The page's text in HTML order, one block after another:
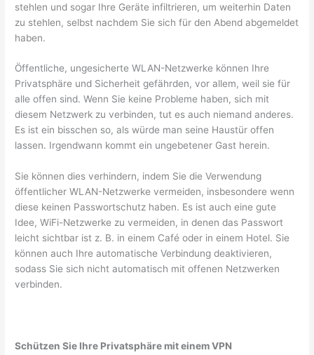
stehlen und sogar Ihre Geräte infiltrieren, um weiterhin Daten
zu stehlen, selbst nachdem Sie sich für den Abend abgemeldet
haben.
Öffentliche, ungesicherte WLAN-Netzwerke können Ihre
Privatsphäre und Sicherheit gefährden, vor allem, weil sie für
alle offen sind. Wenn Sie keine Probleme haben, sich mit
diesem Netzwerk zu verbinden, tut es auch niemand anderes.
Es ist ein bisschen so, als würde man seine Haustür offen
lassen. Irgendwann kommt ein ungebetener Gast herein.
Sie können dies verhindern, indem Sie die Verwendung
öffentlicher WLAN-Netzwerke vermeiden, insbesondere wenn
diese keinen Passwortschutz haben. Es ist auch eine gute
Idee, WiFi-Netzwerke zu vermeiden, in denen das Passwort
leicht sichtbar ist z. B. in einem Café oder in einem Hotel. Sie
können auch Ihre automatische Verbindung deaktivieren,
sodass Sie sich nicht automatisch mit offenen Netzwerken
verbinden.
Schützen Sie Ihre Privatsphäre mit einem VPN